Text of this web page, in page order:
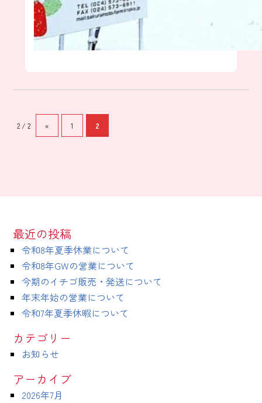
2 / 2 « 1 2
最近の投稿
令和8年夏季休業について
令和8年GWの営業について
今期のイチゴ販売・発送について
年末年始の営業について
令和7年夏季休暇について
カテゴリー
お知らせ
アーカイブ
2026年7月